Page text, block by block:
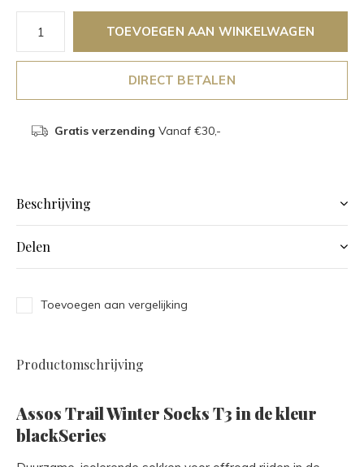
TOEVOEGEN AAN WINKELWAGEN
DIRECT BETALEN
Gratis verzending Vanaf €30,-
Beschrijving
Delen
Toevoegen aan vergelijking
Productomschrijving
Assos Trail Winter Socks T3 in de kleur
blackSeries